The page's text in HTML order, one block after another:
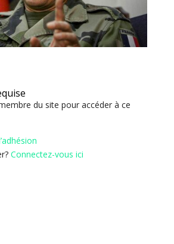
du site pour accéder à ce
Connectez-vous ici